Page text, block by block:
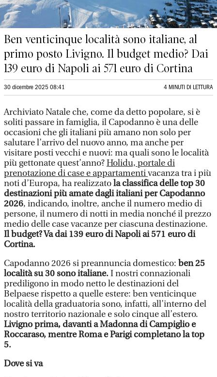
Ben venticinque località sono italiane, al
primo posto Livigno. Il budget medio? Dai
139 euro di Napoli ai 571 euro di Cortina
30 dicembre 2025 08:41 4 MINUTI DI LETTURA
Archiviato Natale che, come da detto popolare, si è
soliti passare in famiglia, il Capodanno è una delle
occasioni che gli italiani più amano non solo per
salutare l’arrivo del nuovo anno, ma anche per
visitare posti vecchi e nuovi: ma quali sono le località
più gettonate quest’anno?Holidu, portale di
prenotazione di case e appartamentivacanza tra i più
noti d’Europa, ha realizzatola classifica delle top 30
destinazioni più amate dagli italiani per Capodanno
2026, indicando, inoltre, anche il numero medio di
persone, il numero di notti in media nonché il prezzo
medio delle case vacanze per ciascuna destinazione.
Il budget? Va dai 139 euro di Napoli ai 571 euro di
Cortina.
Capodanno 2026 si preannuncia domestico: ben 25
località su 30 sono italiane.I nostri connazionali
prediligono in modo netto le destinazioni del
Belpaese rispetto a quelle estere: ben venticinque
località della graduatoria sono, infatti, all’interno del
nostro territorio nazionale e solo cinque all’estero.
Livigno prima, davanti a Madonna di Campiglio e
Roccaraso, mentre Roma e Parigi completano la top
5.
Dove si va